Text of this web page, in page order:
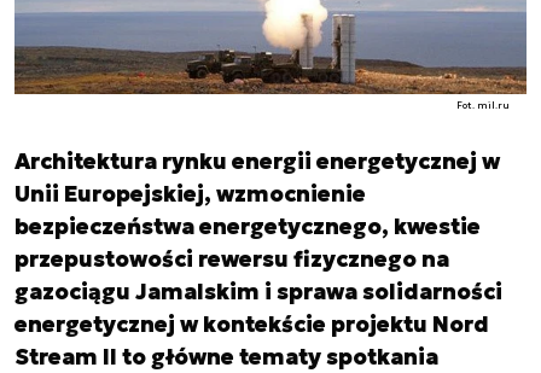
Fot. mil.ru
Architektura rynku energii energetycznej w
Unii Europejskiej, wzmocnienie
bezpieczeństwa energetycznego, kwestie
przepustowości rewersu fizycznego na
gazociągu Jamalskim i sprawa solidarności
energetycznej w kontekście projektu Nord
Stream II to główne tematy spotkania